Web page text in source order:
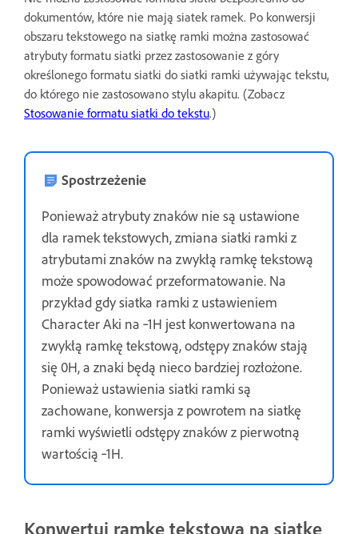
dokumentów, które nie mają siatek ramek. Po konwersji
obszaru tekstowego na siatkę ramki można zastosować
atrybuty formatu siatki przez zastosowanie z góry
określonego formatu siatki do siatki ramki używając tekstu,
do którego nie zastosowano stylu akapitu. (Zobacz
Stosowanie formatu siatki do tekstu.)
Spostrzeżenie
Ponieważ atrybuty znaków nie są ustawione
dla ramek tekstowych, zmiana siatki ramki z
atrybutami znaków na zwykłą ramkę tekstową
może spowodować przeformatowanie. Na
przykład gdy siatka ramki z ustawieniem
Character Aki na ‑1H jest konwertowana na
zwykłą ramkę tekstową, odstępy znaków stają
się 0H, a znaki będą nieco bardziej rozłożone.
Ponieważ ustawienia siatki ramki są
zachowane, konwersja z powrotem na siatkę
ramki wyświetli odstępy znaków z pierwotną
wartością ‑1H.
Konwertuj ramkę tekstową na siatkę